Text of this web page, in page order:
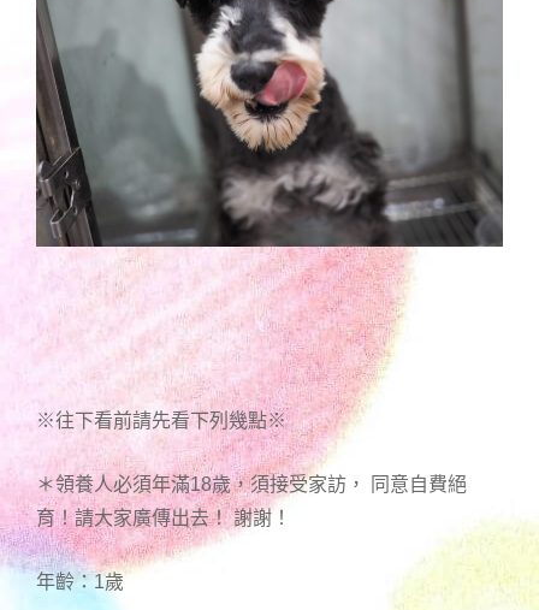
※往下看前請先看下列幾點※
＊領養人必須年滿18歲，須接受家訪， 同意自費絕
育！請大家廣傳出去！ 謝謝！
年齡：1歲